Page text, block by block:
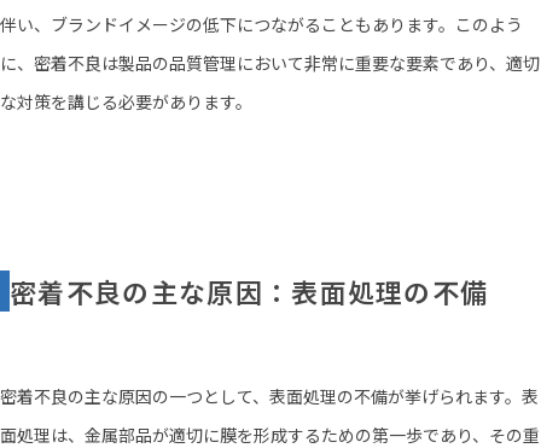
伴い、ブランドイメージの低下につながることもあります。このよう
に、密着不良は製品の品質管理において非常に重要な要素であり、適切
な対策を講じる必要があります。
密着不良の主な原因：表面処理の不備
密着不良の主な原因の一つとして、表面処理の不備が挙げられます。表
面処理は、金属部品が適切に膜を形成するための第一歩であり、その重